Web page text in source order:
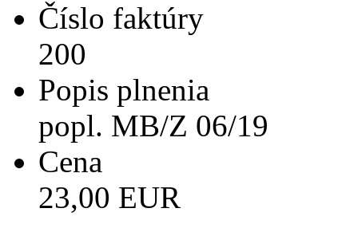
Číslo faktúry
200
Popis plnenia
popl. MB/Z 06/19
Cena
23,00 EUR